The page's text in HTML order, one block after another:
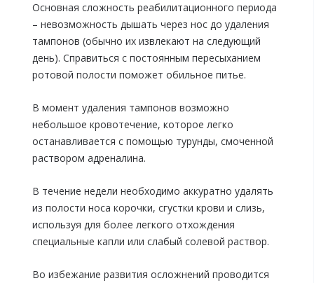
Основная сложность реабилитационного периода
– невозможность дышать через нос до удаления
тампонов (обычно их извлекают на следующий
день). Справиться с постоянным пересыханием
ротовой полости поможет обильное питье.
В момент удаления тампонов возможно
небольшое кровотечение, которое легко
останавливается с помощью турунды, смоченной
раствором адреналина.
В течение недели необходимо аккуратно удалять
из полости носа корочки, сгустки крови и слизь,
используя для более легкого отхождения
специальные капли или слабый солевой раствор.
Во избежание развития осложнений проводится